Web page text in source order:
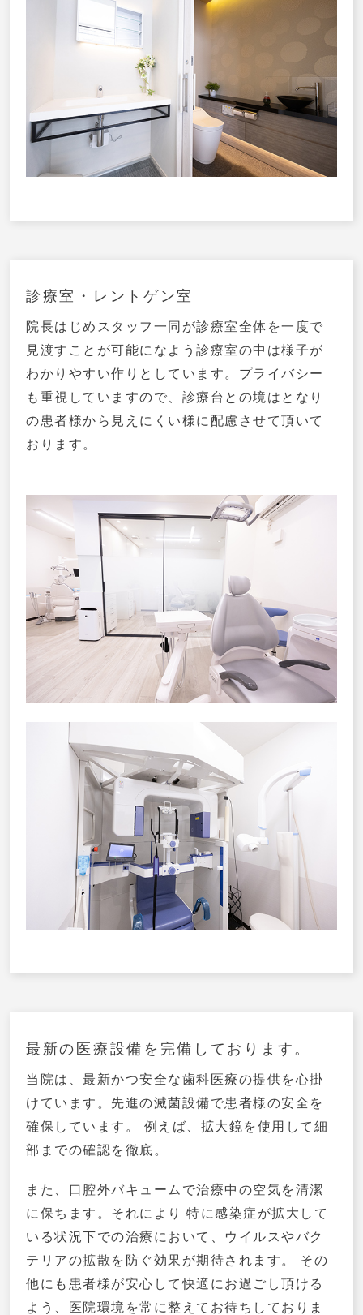
診療室・レントゲン室
院長はじめスタッフ一同が診療室全体を一度で
見渡すことが可能になよう診療室の中は様子が
わかりやすい作りとしています。プライバシー
も重視していますので、診療台との境はとなり
の患者様から見えにくい様に配慮させて頂いて
おります。
最新の医療設備を完備しております。
当院は、最新かつ安全な歯科医療の提供を心掛
けています。先進の滅菌設備で患者様の安全を
確保しています。 例えば、拡大鏡を使用して細
部までの確認を徹底。
また、口腔外バキュームで治療中の空気を清潔
に保ちます。それにより 特に感染症が拡大して
いる状況下での治療において、ウイルスやバク
テリアの拡散を防ぐ効果が期待されます。 その
他にも患者様が安心して快適にお過ごし頂ける
よう、医院環境を常に整えてお待ちしておりま